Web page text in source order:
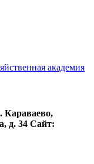
академия
Караваево,
д. 34 Сайт: